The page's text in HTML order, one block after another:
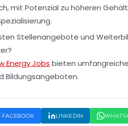
mit Potenzial zu höheren
Stellenangebote und
Energy Jobs bieten
Bildungsangeboten.
FACEBOOK LINKEDIN